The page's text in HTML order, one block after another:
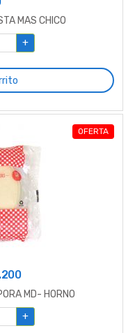
MAS CHICO
+
OFERTA
MD- HORNO
+